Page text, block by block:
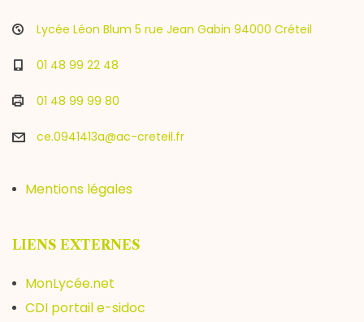
Lycée Léon Blum 5 rue Jean Gabin 94000 Créteil
01 48 99 22 48
01 48 99 99 80
ce.0941413a@ac-creteil.fr
Mentions légales
LIENS EXTERNES
MonLycée.net
CDI portail e-sidoc